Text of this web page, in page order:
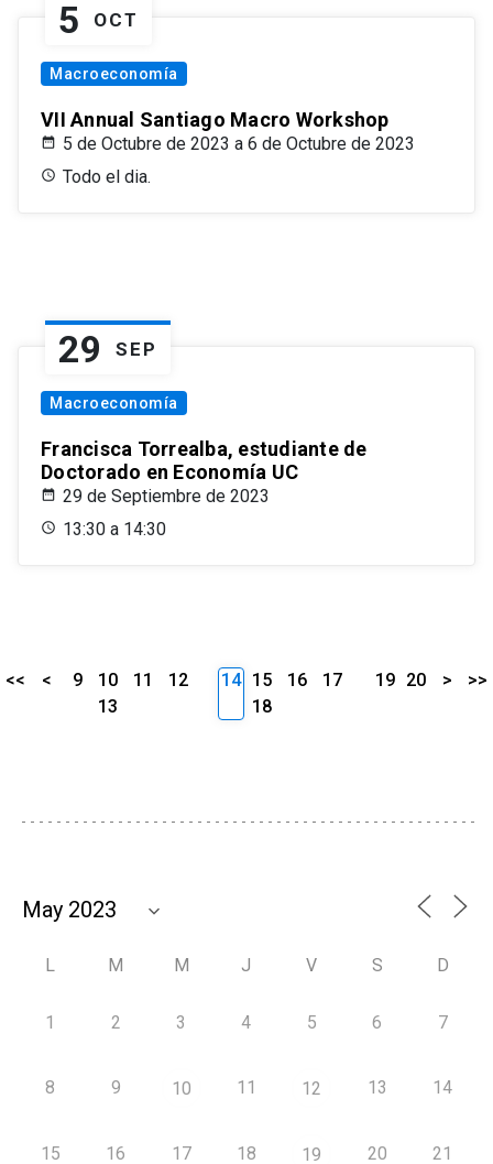
5 OCT
Macroeconomía
VII Annual Santiago Macro Workshop
5 de Octubre de 2023 a 6 de Octubre de 2023
Todo el dia.
29 SEP
Macroeconomía
Francisca Torrealba, estudiante de
Doctorado en Economía UC
29 de Septiembre de 2023
13:30 a 14:30
<< < 9 10 11
12
13
14 15 16
17
18
19 20 > >>
L M M J V S D
1 2 3 4 5 6 7
8 9 10 11 12 13 14
15 16 17 18 19 20 21